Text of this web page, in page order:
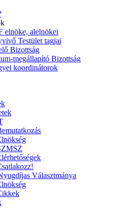
elnöke, alelnökei
Testület tagjai
Bizottság
megállapító Bizottság
koordinátorok
Választmánya